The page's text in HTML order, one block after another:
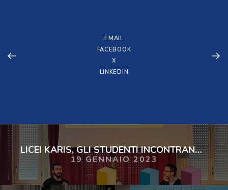
EMAIL
FACEBOOK
X
LINKEDIN
LICEI KARIS, GLI STUDENTI INCONTRANO JACOPO VILLA
19 GENNAIO 2023